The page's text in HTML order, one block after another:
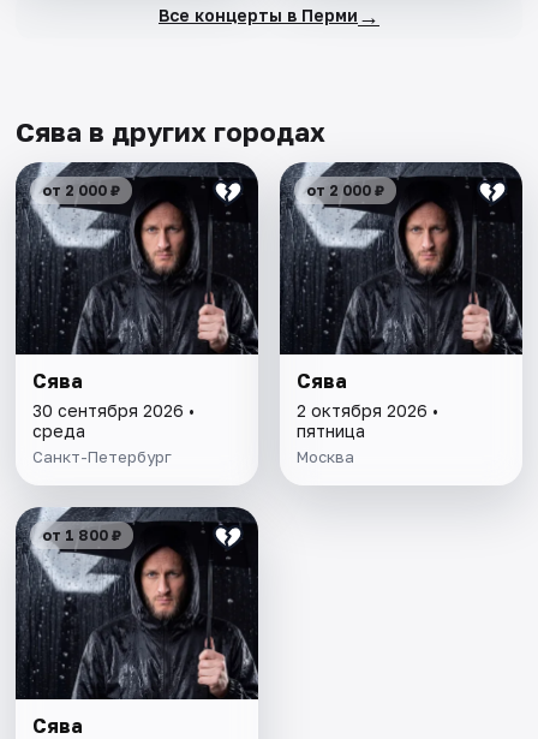
Все концерты в Перми →
Сява в других городах
от 2 000 ₽
Сява
30 сентября 2026 •
среда
Санкт-Петербург
от 2 000 ₽
Сява
2 октября 2026 •
пятница
Москва
от 1 800 ₽
Сява